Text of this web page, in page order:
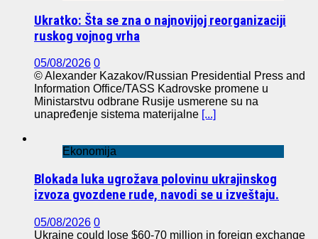
Ukratko: Šta se zna o najnovijoj reorganizaciji
ruskog vojnog vrha
05/08/2026 0
© Alexander Kazakov/Russian Presidential Press and
Information Office/TASS Kadrovske promene u
Ministarstvu odbrane Rusije usmerene su na
unapređenje sistema materijalne [...]
Ekonomija
Blokada luka ugrožava polovinu ukrajinskog
izvoza gvozdene rude, navodi se u izveštaju.
05/08/2026 0
Ukraine could lose $60-70 million in foreign exchange